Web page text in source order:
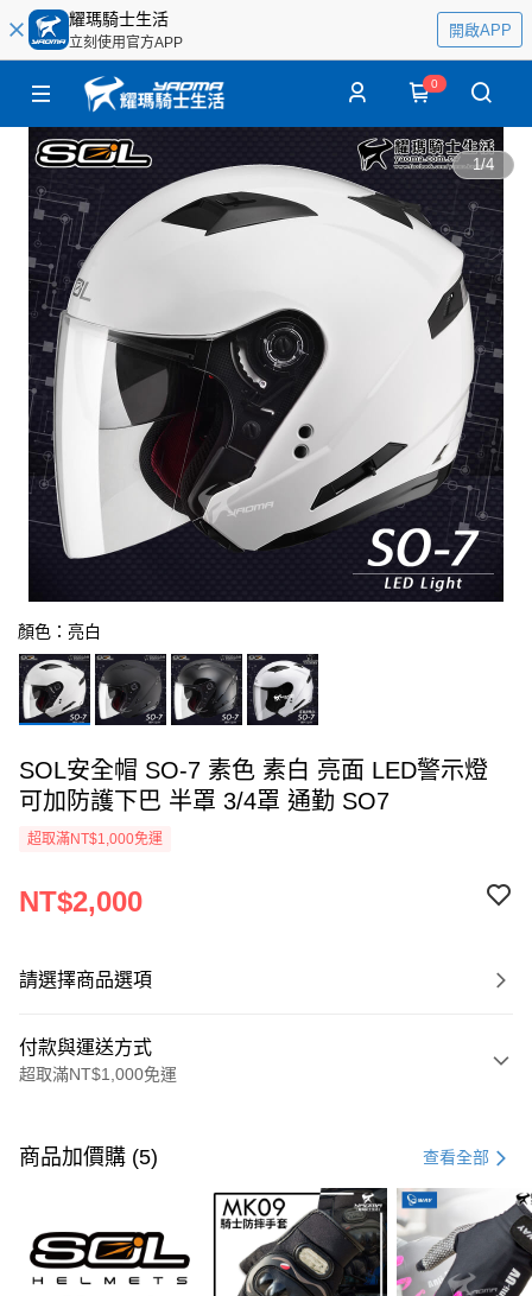
耀瑪騎士生活
立刻使用官方APP
開啟APP
0
1/4
顏色：亮白
SOL安全帽 SO-7 素色 素白 亮面 LED警示燈
可加防護下巴 半罩 3/4罩 通勤 SO7
超取滿NT$1,000免運
NT$2,000
請選擇商品選項
付款與運送方式
超取滿NT$1,000免運
信用卡一次付款
Apple Pay
ATM付款
商品加價購 (5) 查看全部